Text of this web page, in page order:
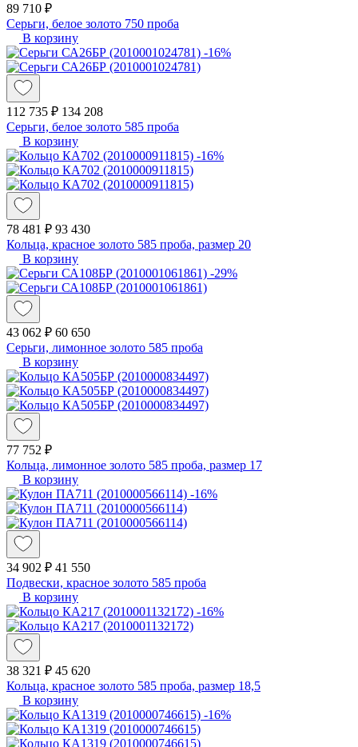
89 710 ₽
Серьги, белое золото 750 проба
В корзину
-16%
112 735 ₽ 134 208
Серьги, белое золото 585 проба
В корзину
-16%
78 481 ₽ 93 430
Кольца, красное золото 585 проба, размер 20
В корзину
-29%
43 062 ₽ 60 650
Серьги, лимонное золото 585 проба
В корзину
77 752 ₽
Кольца, лимонное золото 585 проба, размер 17
В корзину
-16%
34 902 ₽ 41 550
Подвески, красное золото 585 проба
В корзину
-16%
38 321 ₽ 45 620
Кольца, красное золото 585 проба, размер 18,5
В корзину
-16%